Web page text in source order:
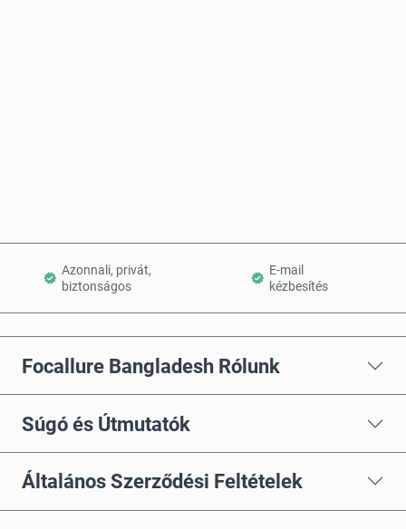
Azonnali, privát,
biztonságos
E-mail
kézbesítés
Focallure Bangladesh Rólunk
Súgó és Útmutatók
Általános Szerződési Feltételek